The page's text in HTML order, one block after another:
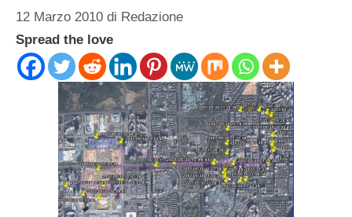
12 Marzo 2010 di Redazione
Spread the love